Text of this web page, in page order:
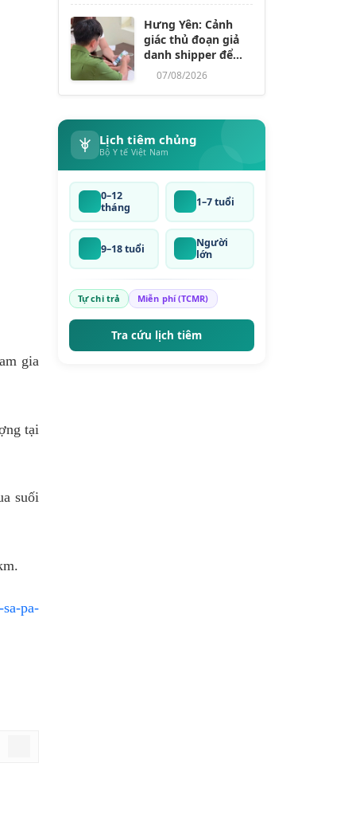
gia
tại
suối
pa-
ngày trở lên
Hưng Yên: Cảnh
giác thủ đoạn giả
danh shipper để
lừa đảo, chiếm
07/08/2026
Lịch tiêm chủng
Bộ Y tế Việt Nam
0–12
tháng
1–7 tuổi
9–18 tuổi
Người
lớn
Tự chi trả Miễn phí (TCMR)
Tra cứu lịch tiêm